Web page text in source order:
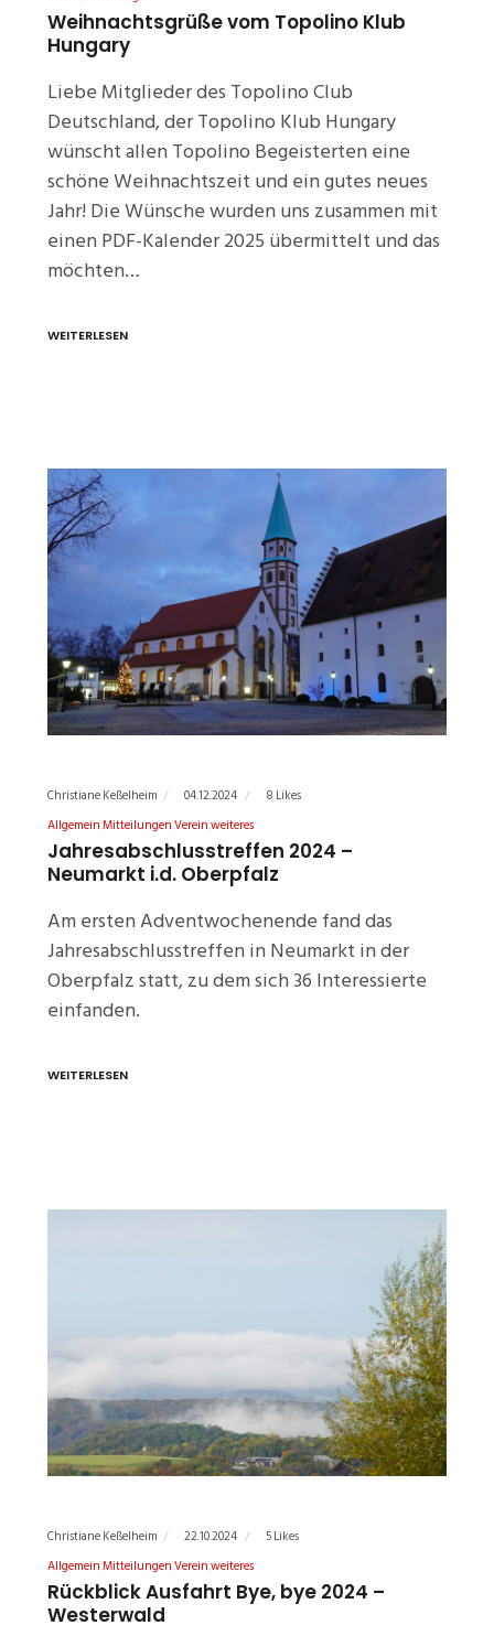
Weihnachtsgrüße vom Topolino Klub
Hungary
Liebe Mitglieder des Topolino Club
Deutschland, der Topolino Klub Hungary
wünscht allen Topolino Begeisterten eine
schöne Weihnachtszeit und ein gutes neues
Jahr! Die Wünsche wurden uns zusammen mit
einen PDF-Kalender 2025 übermittelt und das
möchten…
WEITERLESEN
Christiane Keßelheim 04.12.2024
8 Likes
AllgemeinMitteilungenVereinweiteres
Jahresabschlusstreffen 2024 –
Neumarkt i.d. Oberpfalz
Am ersten Adventwochenende fand das
Jahresabschlusstreffen in Neumarkt in der
Oberpfalz statt, zu dem sich 36 Interessierte
einfanden.
WEITERLESEN
Christiane Keßelheim 22.10.2024
5 Likes
AllgemeinMitteilungenVereinweiteres
Rückblick Ausfahrt Bye, bye 2024 –
Westerwald